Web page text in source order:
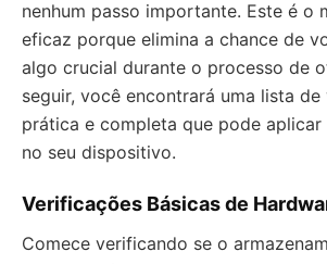
nenhum passo importante. Este é o
eficaz porque elimina a chance de
algo crucial durante o processo de
seguir, você encontrará uma lista
prática e completa que pode aplicar
no seu dispositivo.
Verificações Básicas de
Comece verificando se o